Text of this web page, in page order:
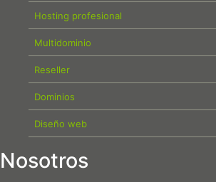
Hosting profesional
Multidominio
Reseller
Dominios
Diseño web
Nosotros